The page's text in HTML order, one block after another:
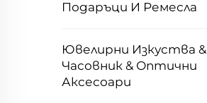
Подаръци И Ремесла
Ювелирни Изкуства &
Часовник & Оптични
Аксесоари